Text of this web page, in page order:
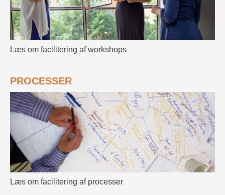
Læs om facilitering af workshops
PROCESSER
Læs om facilitering af processer